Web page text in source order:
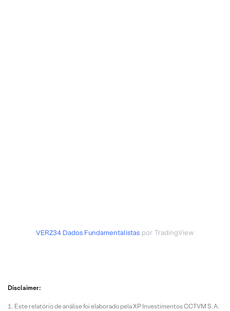
VERZ34 Dados Fundamentalistas por TradingView
Disclaimer:
Este relatório de análise foi elaborado pela XP Investimentos CCTVM S.A.